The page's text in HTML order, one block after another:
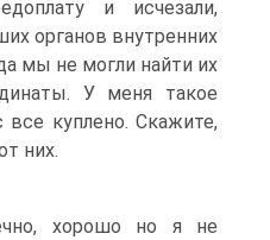
и исчезали,
органов внутренних
мы не могли найти их
У меня такое
куплено. Скажите,
них.
хорошо но я не